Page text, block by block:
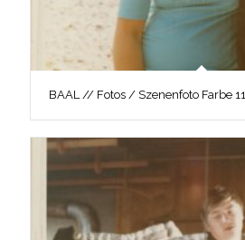
BAAL // Fotos / Szenenfoto Farbe 11